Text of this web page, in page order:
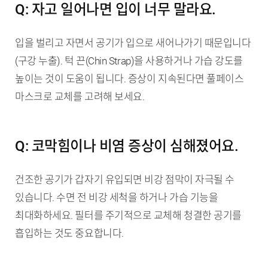
Q: 자고 일어나면 입이 너무 말라요.
입을 벌리고 자면서 공기가 입으로 새어나가기 때문입니다
(구강 누출). 턱 끈(Chin Strap)을 사용하거나 가습 강도를
높이는 것이 도움이 됩니다. 증상이 지속된다면 풀페이스
마스크로 교체를 고려해 보세요.
Q: 코막힘이나 비염 증상이 심해졌어요.
건조한 공기가 갑자기 유입되면 비강 점막이 자극될 수
있습니다. 수면 전 비강 세척을 하거나 가습 기능을
최대화하세요. 필터를 주기적으로 교체해 청결한 공기를
흡입하는 것도 중요합니다.